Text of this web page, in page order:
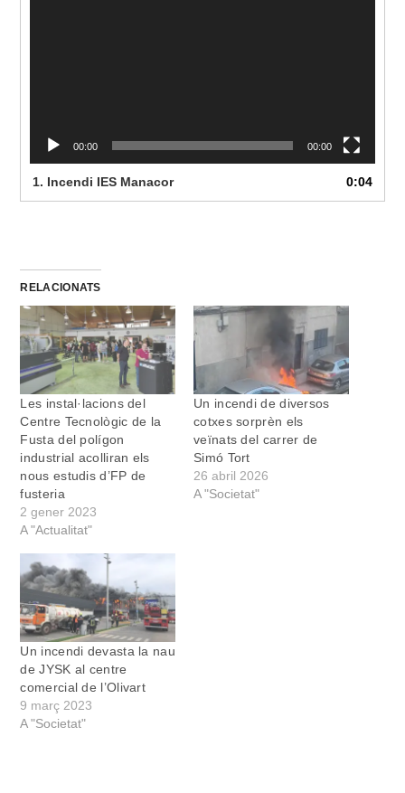
00:00 00:00
1. Incendi IES Manacor 0:04
RELACIONATS
Les instal·lacions del
Centre Tecnològic de la
Fusta del polígon
industrial acolliran els
nous estudis d’FP de
fusteria
2 gener 2023
A "Actualitat"
Un incendi de diversos
cotxes sorprèn els
veïnats del carrer de
Simó Tort
26 abril 2026
A "Societat"
Un incendi devasta la nau
de JYSK al centre
comercial de l’Olivart
9 març 2023
A "Societat"